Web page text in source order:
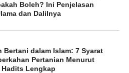
Boleh? Ini Penjelasan
dan Dalilnya
Bertani dalam Islam: 7 Syarat
Pertanian Menurut
Hadits Lengkap